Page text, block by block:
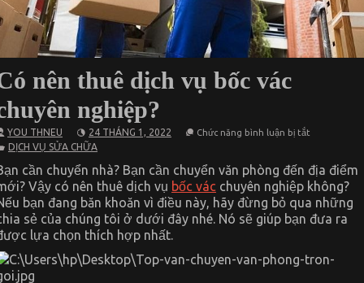
nên thuê dịch vụ bốc vác
nghiệp?
YOU THNEU 24 THÁNG 1, 2022 Chức năng bình luận bị tắt
thuê
dịch
vụ
bốc
vác
chuyên
DỊCH VỤ SỬA CHỮA
cần chuyển nhà? Bạn cần chuyển văn phòng đến địa điểm
Vậy có nên thuê dịch vụ bốc vác chuyên nghiệp không?
bạn đang băn khoăn vì điều này, hãy đừng bỏ qua những
sẻ của chúng tôi ở dưới đây nhé. Nó sẽ giúp bạn đưa ra
lựa chọn thích hợp nhất.